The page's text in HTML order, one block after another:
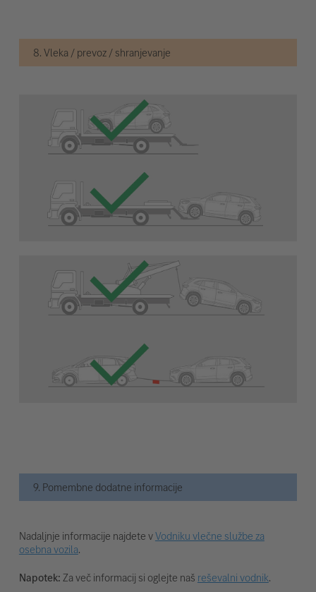
8. Vleka / prevoz / shranjevanje
9. Pomembne dodatne informacije
Nadaljnje informacije najdete vVodniku vlečne službe za
osebna vozila.
Napotek:Za več informacij si oglejte naš reševalni vodnik.